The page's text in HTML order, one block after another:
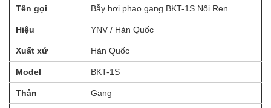
Tên gọi Bẫy hơi phao gang BKT-1S Nối Ren
Hiệu YNV / Hàn Quốc
Xuất xứ Hàn Quốc
Model BKT-1S
Thân Gang